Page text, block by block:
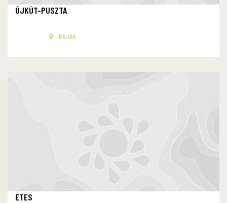
ÚJKÚT-PUSZTA
BUJÁK
ETES